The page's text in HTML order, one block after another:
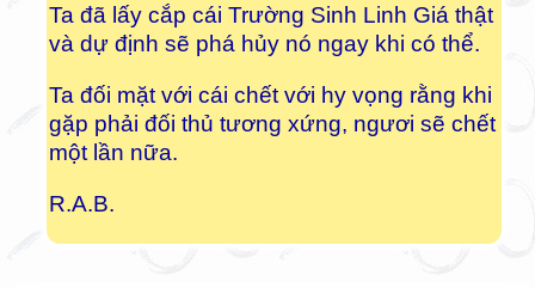
Ta đã lấy cắp cái Trường Sinh Linh Giá thật
và dự định sẽ phá hủy nó ngay khi có thể.
Ta đối mặt với cái chết với hy vọng rằng khi
gặp phải đối thủ tương xứng, ngươi sẽ chết
một lần nữa.
R.A.B.